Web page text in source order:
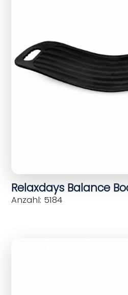
Relaxdays Balance
Anzahl: 5184